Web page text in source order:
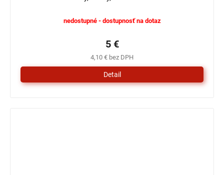
nedostupné - dostupnosť na dotaz
4,10 € bez DPH
5 €
Detail